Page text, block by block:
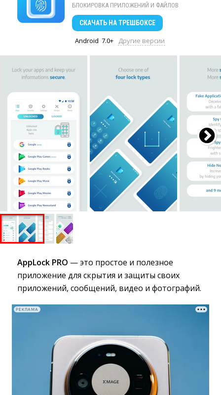
БЛОКИРОВКА ПРИЛОЖЕНИЙ И ФАЙЛОВ
СКАЧАТЬ НА ТРЕШБОКСЕ
Android 7.0+ Другие версии
AppLock PRO — это простое и полезное
приложение для скрытия и защиты своих
приложений, сообщений, видео и фотографий.
РЕКЛАМА